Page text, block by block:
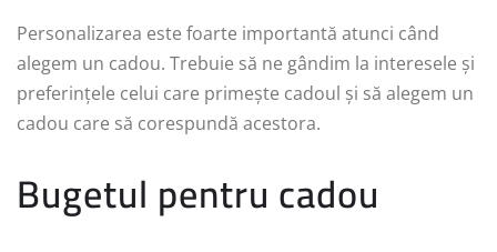
Personalizarea este foarte importantă atunci când
alegem un cadou. Trebuie să ne gândim la interesele și
preferințele celui care primește cadoul și să alegem un
cadou care să corespundă acestora.
Bugetul pentru cadou